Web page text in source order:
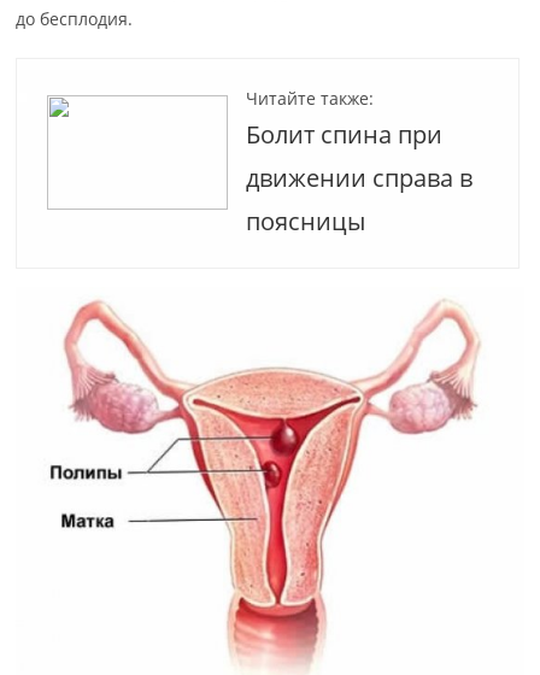
до бесплодия.
Читайте также:
Болит спина при
движении справа в
поясницы